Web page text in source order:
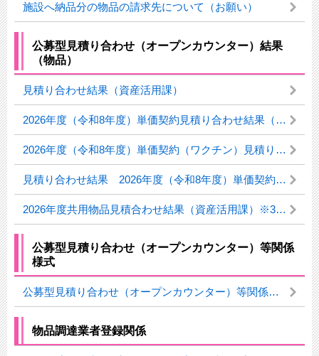
施設へ納品分の物品の請求先について（お願い）
公募型見積り合わせ（オープンカウンター）結果
（物品）
見積り合わせ結果（資産活用課）
2026年度（令和8年度）単価契約見積り合わせ結果（工業薬品）
2026年度（令和8年度）単価契約（ワクチン）見積り合わせ結果（※3月31日更新）
見積り合わせ結果 2026年度（令和8年度）単価契約事務用品
2026年度共用物品見積合わせ結果（資産活用課）※3月26日更新
公募型見積り合わせ（オープンカウンター）等関係
様式
公募型見積り合わせ（オープンカウンター）等関係様式（2024年8月27日更新）
物品調達業者登録関係